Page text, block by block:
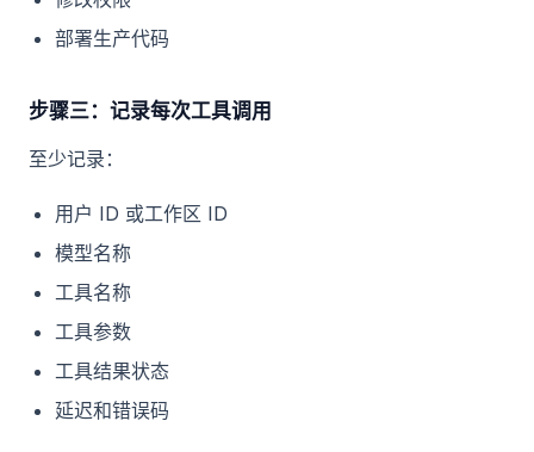
部署生产代码
步骤三：记录每次工具调用
至少记录：
用户 ID 或工作区 ID
模型名称
工具名称
工具参数
工具结果状态
延迟和错误码